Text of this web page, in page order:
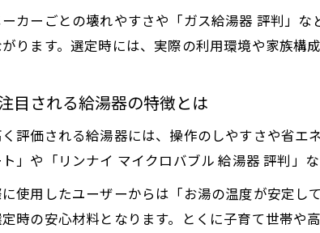
給湯
省エ
給湯器の
給湯
おす
カーごとの壊れやすさや「ガス給湯器 評判」
ります。選定時には、実際の利用環境や家族構
目される給湯器の特徴とは
評価される給湯器には、操作のしやすさや省
」や「リンナイ マイクロバブル 給湯器 評判」
使用したユーザーからは「お湯の温度が安定
時の安心材料となります。とくに子育て世帯や